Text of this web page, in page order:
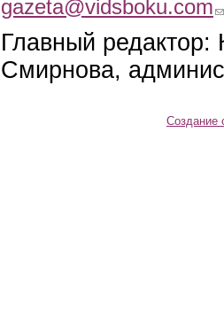
gazeta@vidsboku.com
Главный
Смирнова,
Создание